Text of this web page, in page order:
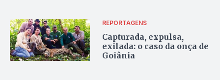
REPORTAGENS
Capturada, expulsa,
exilada: o caso da onça de
Goiânia